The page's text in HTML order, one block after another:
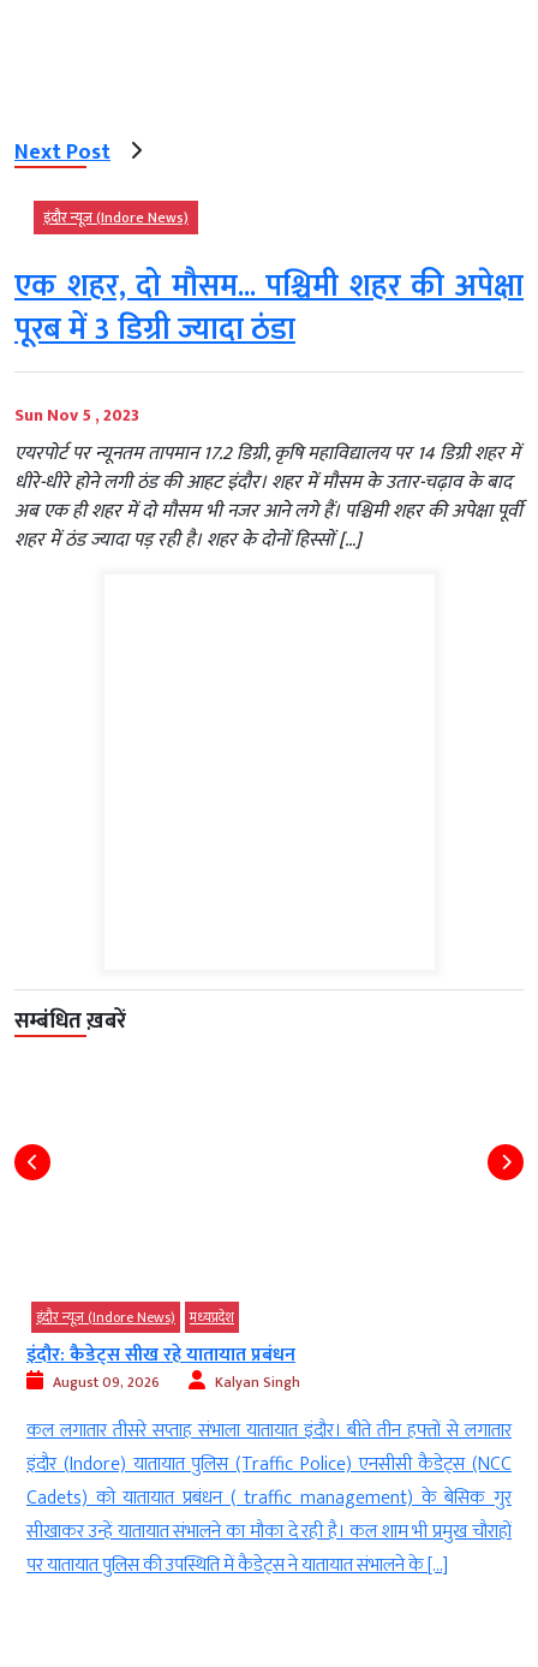
Next Post
इंदौर न्यूज़ (Indore News)
एक शहर, दो मौसम... पश्चिमी शहर की अपेक्षा
पूरब में 3 डिग्री ज्यादा ठंडा
Sun Nov 5 , 2023
एयरपोर्ट पर न्यूनतम तापमान 17.2 डिग्री, कृषि महाविद्यालय पर 14 डिग्री शहर में
धीरे-धीरे होने लगी ठंड की आहट इंदौर। शहर में मौसम के उतार-चढ़ाव के बाद
अब एक ही शहर में दो मौसम भी नजर आने लगे हैं। पश्चिमी शहर की अपेक्षा पूर्वी
शहर में ठंड ज्यादा पड़ रही है। शहर के दोनों हिस्सों […]
सम्बंधित ख़बरें
इंदौर न्यूज़ (Indore News) मध्‍यप्रदेश
इंदौर: कैडेट्स सीख रहे यातायात प्रबंधन
August 09, 2026 Kalyan Singh
कल लगातार तीसरे सप्ताह संभाला यातायात इंदौर। बीते तीन हफ्तों से लगातार
इंदौर (Indore) यातायात पुलिस (Traffic Police) एनसीसी कैडेट्स (NCC
Cadets) को यातायात प्रबंधन ( traffic management) के बेसिक गुर
सीखाकर उन्हें यातायात संभालने का मौका दे रही है। कल शाम भी प्रमुख चौराहों
पर यातायात पुलिस की उपस्थिति में कैडेट्स ने यातायात संभालने के […]